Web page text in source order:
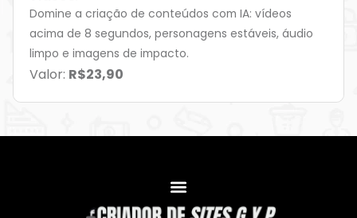
Domine a criação de conteúdos com IA: vídeos
acima de 8 segundos, personagens estáveis, áudio
limpo e imagens de impacto.
Valor: R$23,90